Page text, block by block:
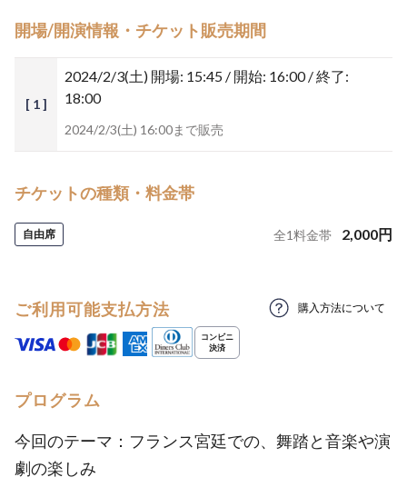
開場/開演情報・チケット販売期間
[ 1 ]
2024/2/3(土) 開場: 15:45 / 開始: 16:00 / 終了:
18:00
2024/2/3(土) 16:00まで販売
チケットの種類・料金帯
自由席 全1料金帯 2,000円
ご利用可能支払方法 購入方法について
プログラム
今回のテーマ：フランス宮廷での、舞踏と音楽や演
劇の楽しみ